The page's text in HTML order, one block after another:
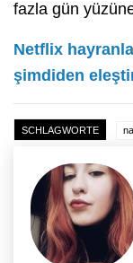
fazla gün
Netflix
şimdiden
SCHLAGWORTE